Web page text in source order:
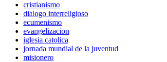
cristianismo
dialogo interreligioso
ecumenismo
evangelizacion
iglesia catolica
jornada mundial de la juventud
misionero